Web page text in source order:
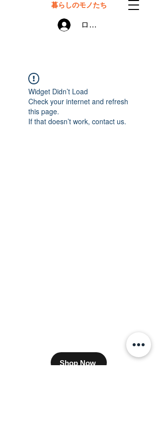
ログイン
暮らしのモノたち
Widget Didn’t Load
Check your internet and refresh
this page.
If that doesn’t work, contact us.
Shop Now